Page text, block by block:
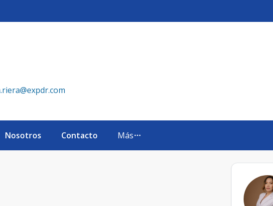
Nosotros Contacto Más
República Dominicana